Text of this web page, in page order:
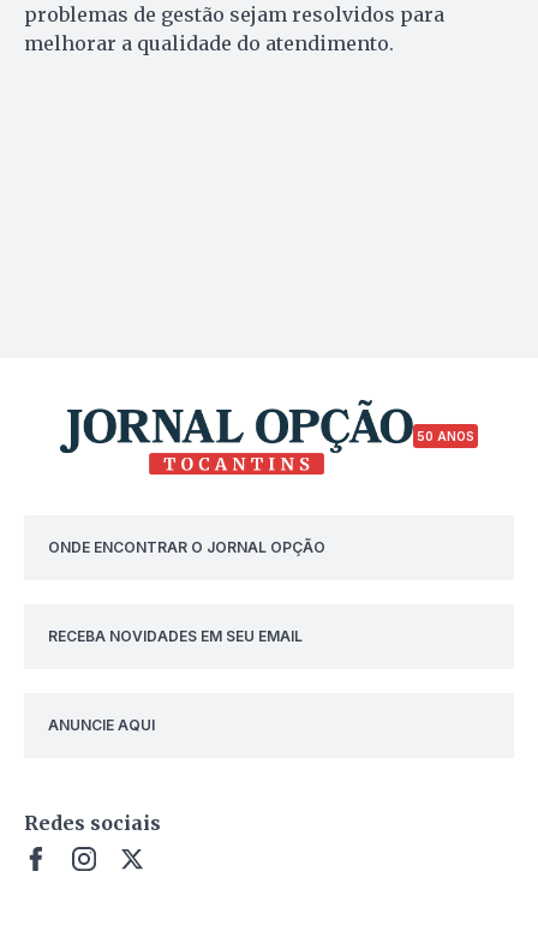
problemas de gestão sejam resolvidos para
melhorar a qualidade do atendimento.
50 ANOS
ONDE ENCONTRAR O JORNAL OPÇÃO
RECEBA NOVIDADES EM SEU EMAIL
ANUNCIE AQUI
Redes sociais